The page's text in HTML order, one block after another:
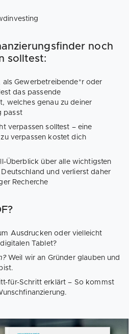
noch
solltest:
als Gewerbetreibende*r oder
das passende
welches genau zu deiner
passt
verpassen solltest – eine
verpassen kostet dich
Überblick über alle wichtigsten
und verlierst daher
Recherche
Ausdrucken oder vielleicht
Tablet?
Weil wir an Gründer glauben und
für-Schritt erklärt – So kommst